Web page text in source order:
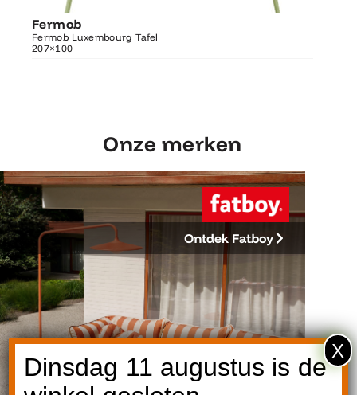
Fermob
Fermob Luxembourg Tafel
207×100
207×100
Onze merken
Ontdek Fatboy
Dinsdag 11 augustus is de
X